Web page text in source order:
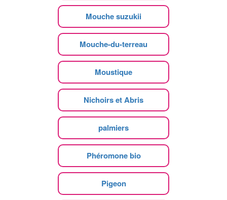
Mouche suzukii
Mouche-du-terreau
Moustique
Nichoirs et Abris
palmiers
Phéromone bio
Pigeon